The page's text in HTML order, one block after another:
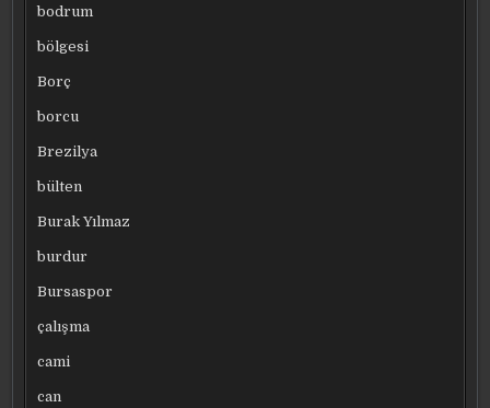
bodrum
bölgesi
Borç
borcu
Brezilya
bülten
Burak Yılmaz
burdur
Bursaspor
çalışma
cami
can